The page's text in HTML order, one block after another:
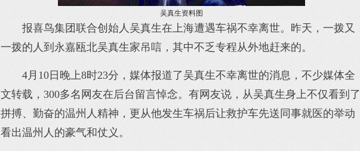
吴真生资料图
报喜鸟集团联合创始人吴真生在上海遭遇车祸不幸离世。昨天，一拨又
一拨的人到永嘉瓯北吴真生家吊唁，其中不乏专程从外地赶来的。
4月10日晚上8时23分，媒体报道了吴真生不幸离世的消息，不少媒体全
文转载，300多名网友在后台留言悼念。有网友说，从吴真生身上不仅看到了
拼搏、勤奋的温州人精神，更从他发生车祸后让救护车先送同事就医的举动
看出温州人的豪气和仗义。